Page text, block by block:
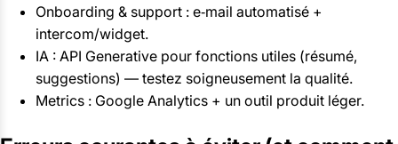
Onboarding & support : e‑mail automatisé +
intercom/widget.
IA : API Generative pour fonctions utiles (résumé,
suggestions) — testez soigneusement la qualité.
Metrics : Google Analytics + un outil produit léger.